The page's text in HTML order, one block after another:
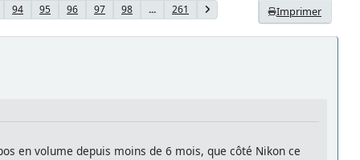
Imprimer
94 95 96 97 98 ... 261
en volume depuis moins de 6 mois, que côté Nikon ce